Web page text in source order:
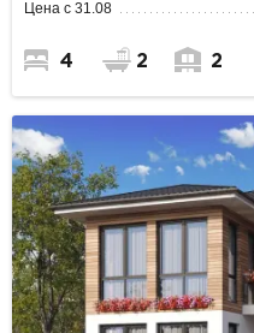
Цена с 31.08
4 2 2